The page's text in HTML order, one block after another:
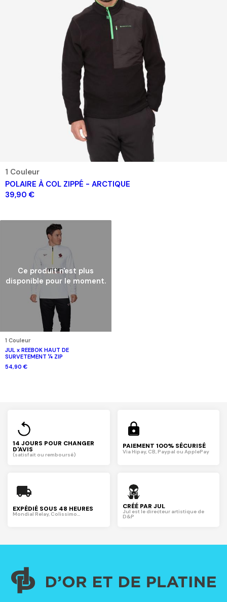
1 Couleur
POLAIRE À COL ZIPPÉ - ARCTIQUE
39,90 €
Ce produit n'est plus
disponible pour le moment.
1 Couleur
JUL x REEBOK HAUT DE
SURVETEMENT ¼ ZIP
54,90 €
14 JOURS POUR CHANGER
D'AVIS
(satisfait ou remboursé)
PAIEMENT 100% SÉCURISÉ
Via Hipay, CB, Paypal ou ApplePay
EXPÉDIÉ SOUS 48 HEURES
Mondial Relay, Colissimo...
CRÉÉ PAR JUL
Jul est le directeur artistique de
D&P